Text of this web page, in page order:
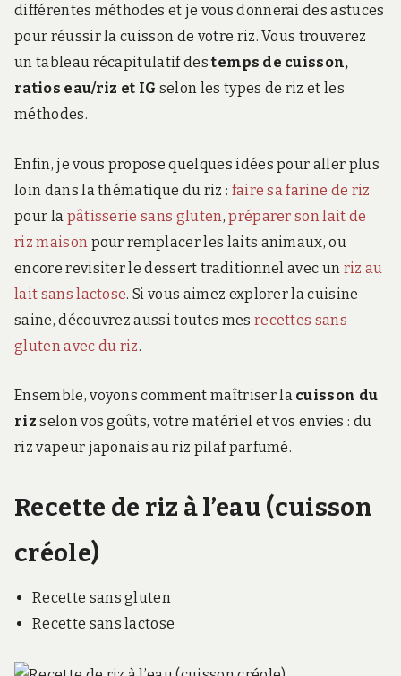
différentes méthodes et je vous donnerai des astuces
pour réussir la cuisson de votre riz. Vous trouverez
un tableau récapitulatif destemps de cuisson,
ratios eau/riz et IG selon les types de riz et les
méthodes.
Enfin, je vous propose quelques idées pour aller plus
loin dans la thématique du riz : faire sa farine de riz
pour la pâtisserie sans gluten,préparer son lait de
riz maison pour remplacer les laits animaux, ou
encore revisiter le dessert traditionnel avec un riz au
lait sans lactose. Si vous aimez explorer la cuisine
saine, découvrez aussi toutes mes recettes sans
gluten avec du riz.
Ensemble, voyons comment maîtriser la cuisson du
riz selon vos goûts, votre matériel et vos envies : du
riz vapeur japonais au riz pilaf parfumé.
Recette de riz à l’eau (cuisson
créole)
Recette sans gluten
Recette sans lactose